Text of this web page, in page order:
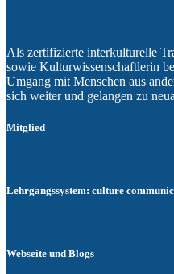
Als zertifizierte interkulturelle
sowie Kulturwissenschaftlerin
Umgang mit Menschen aus
sich weiter und gelangen zu
Mitglied
Lehrgangssystem: culture
Webseite und Blogs